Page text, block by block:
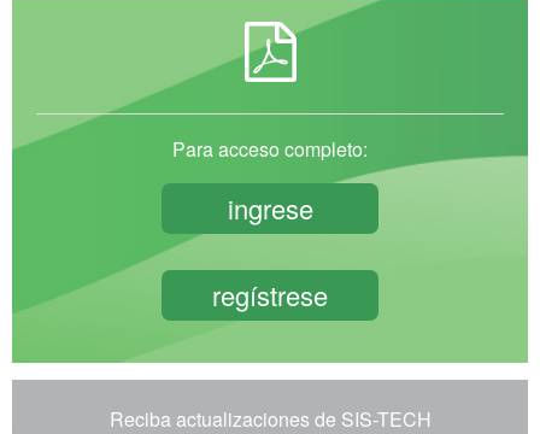
Para acceso completo:
ingrese
regístrese
Reciba actualizaciones de SIS-TECH